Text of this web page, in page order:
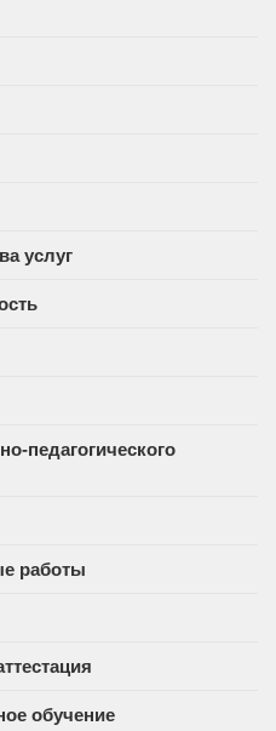
услуг
педагогического
работы
обучение